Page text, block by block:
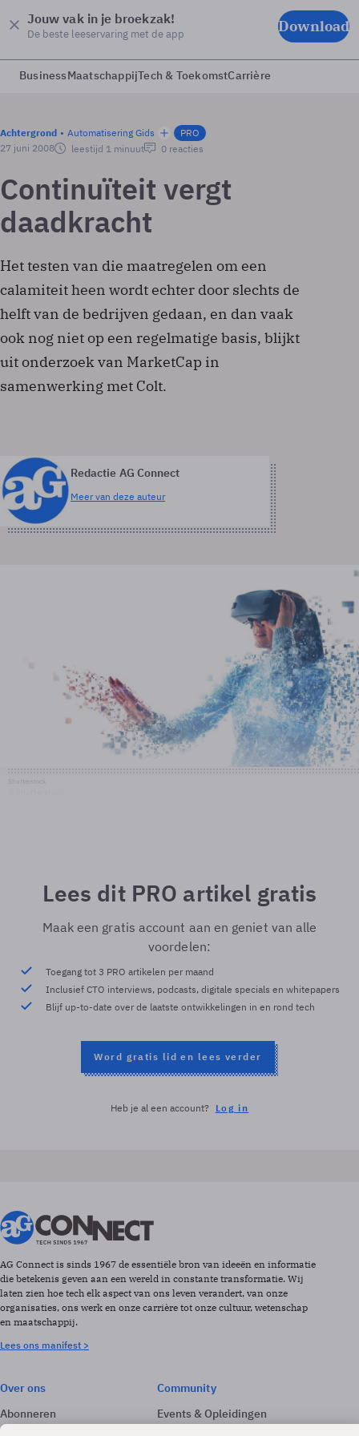
Jouw vak in je broekzak!
De beste leeservaring met de app Download
BusinessMaatschappijTech & ToekomstCarrière
Achtergrond Automatisering Gids
PRO
27 juni 2008
leestijd 1 minuut 0 reacties
Continuïteit vergt
daadkracht
Het testen van die maatregelen om een
calamiteit heen wordt echter door slechts de
helft van de bedrijven gedaan, en dan vaak
ook nog niet op een regelmatige basis, blijkt
uit onderzoek van MarketCap in
samenwerking met Colt.
Redactie AG Connect
Meer van deze auteur
Lees dit PRO artikel gratis
Maak een gratis account aan en geniet van alle
voordelen:
Toegang tot 3 PRO artikelen per maand
Inclusief CTO interviews, podcasts, digitale specials en whitepapers
Blijf up-to-date over de laatste ontwikkelingen in en rond tech
Word gratis lid en lees verder
Heb je al een account? Log in
AG Connect is sinds 1967 de essentiële bron van ideeën en informatie
die betekenis geven aan een wereld in constante transformatie. Wij
laten zien hoe tech elk aspect van ons leven verandert, van onze
organisaties, ons werk en onze carrière tot onze cultuur, wetenschap
en maatschappij.
Lees ons manifest >
Over ons
Abonneren
Adverteren
Community
Events & Opleidingen